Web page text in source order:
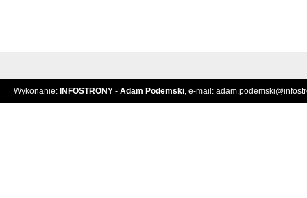
Wykonanie: INFOSTRONY - Adam Podemski, e-mail: